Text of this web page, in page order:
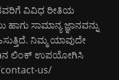
ವಿವಿಧ ರೀತಿಯ
ಸಾಮಾನ್ಯ ಜ್ಞಾನವನ್ನು
ನಿಮ್ಮ ಯಾವುದೇ
ಲಿಂಕ್ ಉಪಯೋಗಿಸಿ
us/